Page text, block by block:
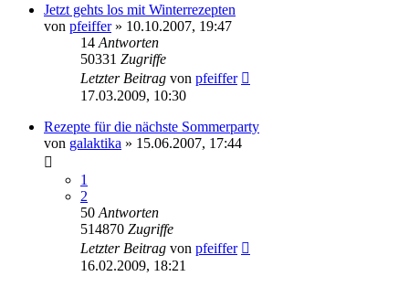
Jetzt gehts los mit Winterrezepten
von pfeiffer» 10.10.2007, 19:47
14 Antworten
50331 Zugriffe
Letzter Beitrag von pfeiffer
17.03.2009, 10:30
Rezepte für die nächste Sommerparty
von galaktika » 15.06.2007, 17:44
1
2
50 Antworten
514870 Zugriffe
Letzter Beitrag von pfeiffer
16.02.2009, 18:21